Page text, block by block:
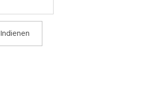
Indienen